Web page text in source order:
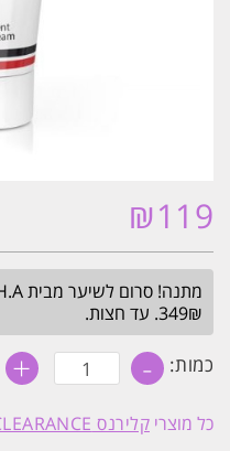
₪119
349₪. עד חצות.
כמות: - כמות
של
קרם
רגליים
+
כל מוצרי קלירנס CLEARANCE